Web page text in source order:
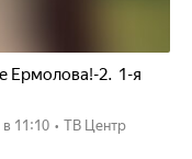
Ермолова!-2. 1-я
в 11:10 • ТВ Центр